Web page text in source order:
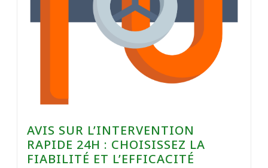
AVIS SUR L’INTERVENTION
RAPIDE 24H : CHOISISSEZ LA
FIABILITÉ ET L’EFFICACITÉ